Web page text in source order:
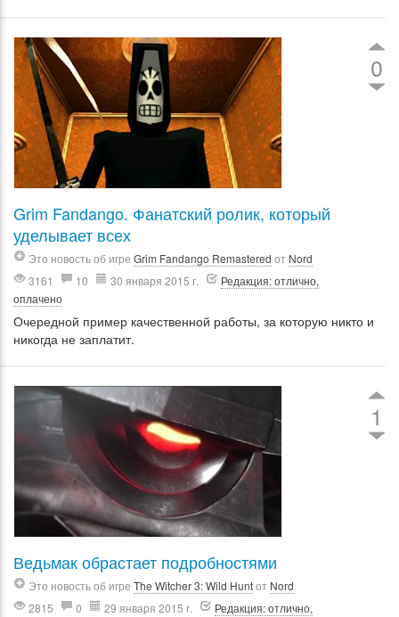
0
Grim Fandango. Фанатский ролик, который
уделывает всех
Это новость об игре Grim Fandango Remastered от Nord
3161
10 30 января 2015 г.
Редакция: отлично,
оплачено
Очередной пример качественной работы, за которую никто и
никогда не заплатит.
1
Ведьмак обрастает подробностями
Это новость об игре The Witcher 3: Wild Huntот Nord
2815
0 29 января 2015 г.
Редакция: отлично,